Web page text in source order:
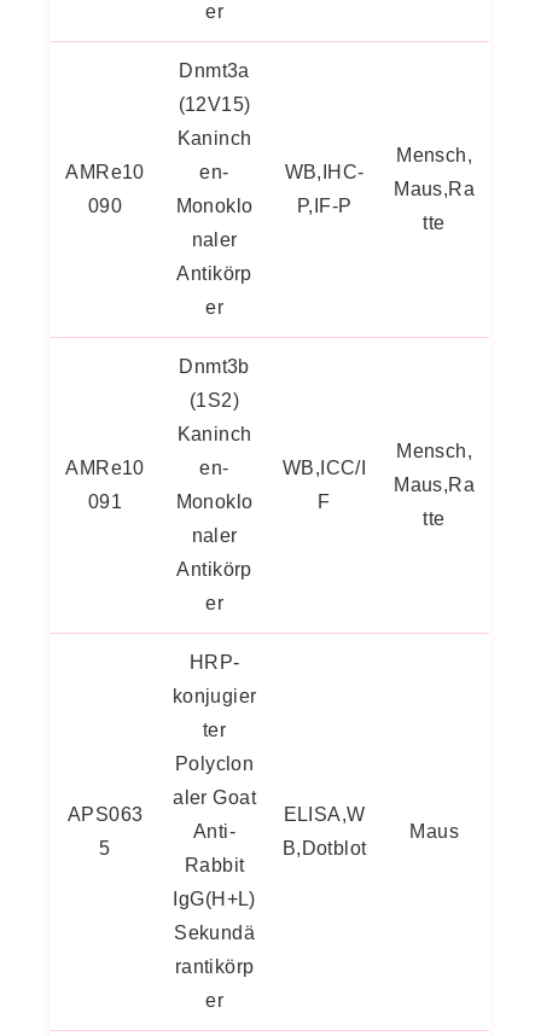
er
AMRe10
090
Dnmt3a
(12V15)
Kaninch
en-
Monoklo
naler
Antikörp
er
WB,IHC-
P,IF-P
Mensch,
Maus,Ra
tte
AMRe10
091
Dnmt3b
(1S2)
Kaninch
en-
Monoklo
naler
Antikörp
er
WB,ICC/I
F
Mensch,
Maus,Ra
tte
APS063
5
HRP-
konjugier
ter
Polyclon
aler Goat
Anti-
Rabbit
IgG(H+L)
Sekundä
rantikörp
er
ELISA,W
B,Dotblot
Maus